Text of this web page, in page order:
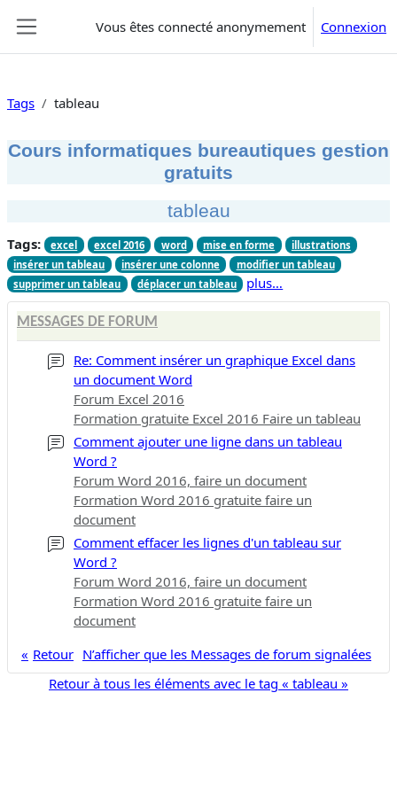
Vous êtes connecté anonymement Connexion
Tags tableau
Cours informatiques bureautiques gestion
gratuits
tableau
Tags: excel excel 2016 word mise en forme
illustrations
insérer un tableau
insérer une colonne
modifier un tableau
supprimer un tableau
déplacer un tableau plus…
MESSAGES DE FORUM
Re: Comment insérer un graphique Excel dans
un document Word
Forum Excel 2016
Formation gratuite Excel 2016 Faire un tableau
Comment ajouter une ligne dans un tableau
Word ?
Forum Word 2016, faire un document
Formation Word 2016 gratuite faire un
document
Comment effacer les lignes d'un tableau sur
Word ?
Forum Word 2016, faire un document
Formation Word 2016 gratuite faire un
document
Retour N’afficher que les Messages de forum signalées
Retour à tous les éléments avec le tag « tableau »